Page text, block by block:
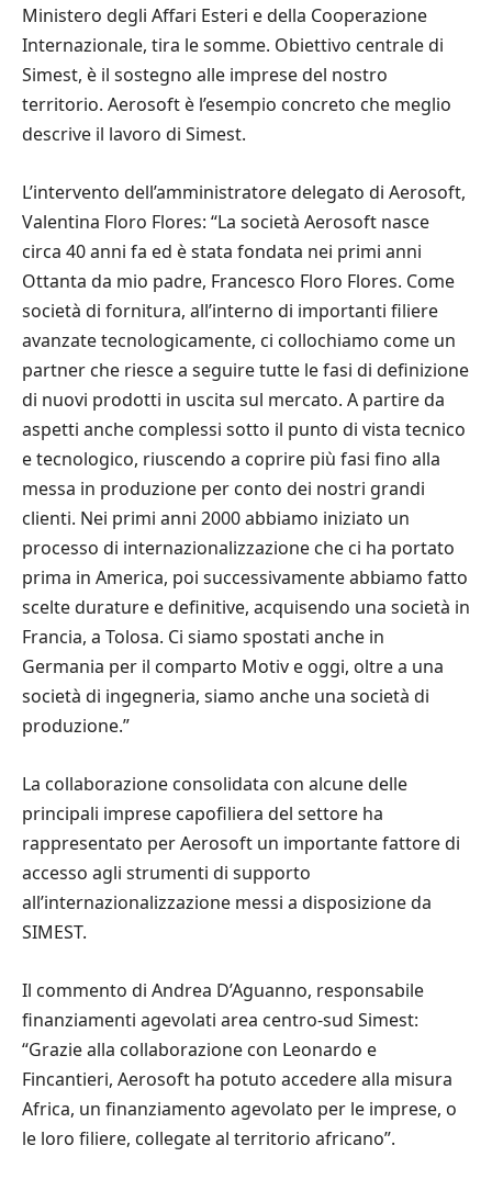
Ministero degli Affari Esteri e della Cooperazione
Internazionale, tira le somme. Obiettivo centrale di
Simest, è il sostegno alle imprese del nostro
territorio. Aerosoft è l’esempio concreto che meglio
descrive il lavoro di Simest.
L’intervento dell’amministratore delegato di Aerosoft,
Valentina Floro Flores: “La società Aerosoft nasce
circa 40 anni fa ed è stata fondata nei primi anni
Ottanta da mio padre, Francesco Floro Flores. Come
società di fornitura, all’interno di importanti filiere
avanzate tecnologicamente, ci collochiamo come un
partner che riesce a seguire tutte le fasi di definizione
di nuovi prodotti in uscita sul mercato. A partire da
aspetti anche complessi sotto il punto di vista tecnico
e tecnologico, riuscendo a coprire più fasi fino alla
messa in produzione per conto dei nostri grandi
clienti. Nei primi anni 2000 abbiamo iniziato un
processo di internazionalizzazione che ci ha portato
prima in America, poi successivamente abbiamo fatto
scelte durature e definitive, acquisendo una società in
Francia, a Tolosa. Ci siamo spostati anche in
Germania per il comparto Motiv e oggi, oltre a una
società di ingegneria, siamo anche una società di
produzione.”
La collaborazione consolidata con alcune delle
principali imprese capofiliera del settore ha
rappresentato per Aerosoft un importante fattore di
accesso agli strumenti di supporto
all’internazionalizzazione messi a disposizione da
SIMEST.
Il commento di Andrea D’Aguanno, responsabile
finanziamenti agevolati area centro-sud Simest:
“Grazie alla collaborazione con Leonardo e
Fincantieri, Aerosoft ha potuto accedere alla misura
Africa, un finanziamento agevolato per le imprese, o
le loro filiere, collegate al territorio africano”.